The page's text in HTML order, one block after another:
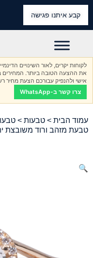
קבע איתנו פגישה
לקוחות יקרים, לאור השינויים
את ההצעה הטובה ביותר.
אישי ולהנפיק עבורכם הצעת מחיר
צרו קשר ב-WhatsApp
עמוד הבית > טבעות >
טבעת מזהב ורוד משובצת יהלום
🔍